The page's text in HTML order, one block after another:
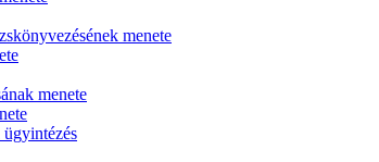
menete
menete